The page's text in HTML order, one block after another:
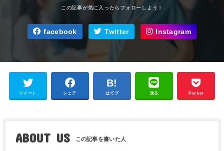
facebook Twitter Instagram
ツイート シェア はてブ 送る Pocket
ABOUT US